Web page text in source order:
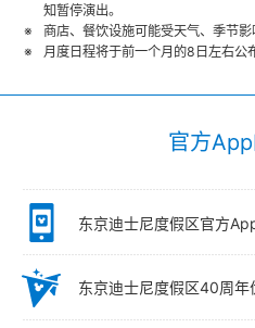
知暂停演出。
商店、餐饮设施可能受天气、季节影
月度日程将于前一个月的8日左右公
官方
东京迪士尼度假区官方
东京迪士尼度假区40周年